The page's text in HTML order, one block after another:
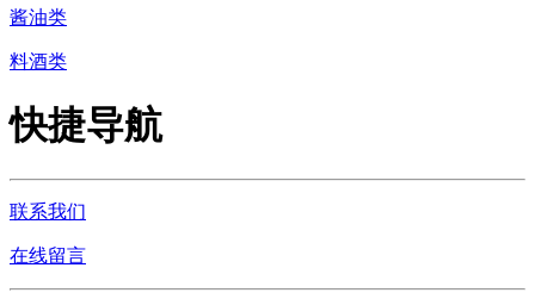
酱油类
料酒类
快捷导航
联系我们
在线留言